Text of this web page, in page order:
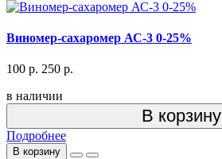
Виномер-сахаромер АС-3 0-25%
100 р. 250 р.
в наличии
В корзину
Подробнее
В корзину